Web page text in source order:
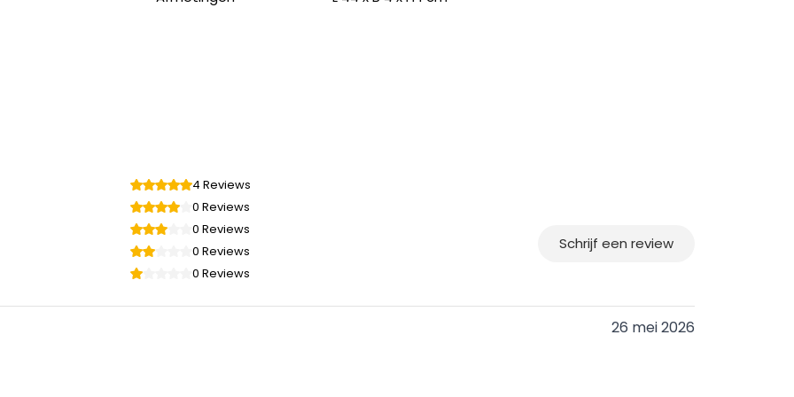
4 Reviews
0 Reviews
0 Reviews
0 Reviews
0 Reviews
Schrijf een review
26 mei 2026